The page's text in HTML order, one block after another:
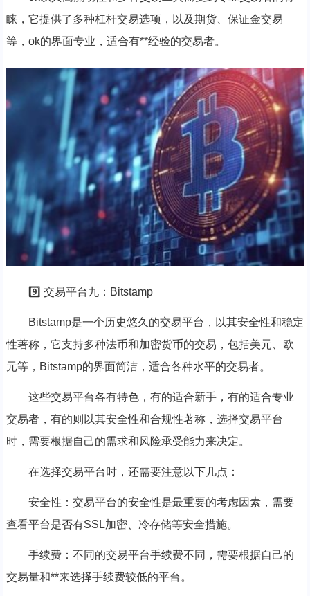
睐，它提供了多种杠杆交易选项，以及期货、保证金交易
等，ok的界面专业，适合有**经验的交易者。
9️⃣ 交易平台九：Bitstamp
Bitstamp是一个历史悠久的交易平台，以其安全性和稳定
性著称，它支持多种法币和加密货币的交易，包括美元、欧
元等，Bitstamp的界面简洁，适合各种水平的交易者。
这些交易平台各有特色，有的适合新手，有的适合专业
交易者，有的则以其安全性和合规性著称，选择交易平台
时，需要根据自己的需求和风险承受能力来决定。
在选择交易平台时，还需要注意以下几点：
安全性：交易平台的安全性是最重要的考虑因素，需要
查看平台是否有SSL加密、冷存储等安全措施。
手续费：不同的交易平台手续费不同，需要根据自己的
交易量和**来选择手续费较低的平台。